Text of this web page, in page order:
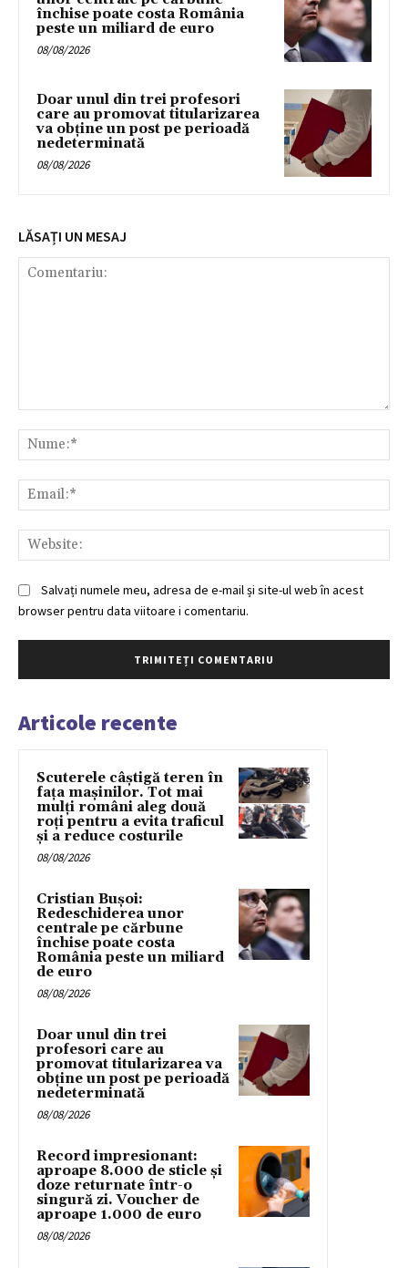
închise poate costa România
peste un miliard de euro
08/08/2026
Doar unul din trei profesori
care au promovat titularizarea
va obține un post pe perioadă
nedeterminată
08/08/2026
LĂSAȚI UN MESAJ
Salvați numele meu, adresa de e-mail și site-ul web în acest
browser pentru data viitoare i comentariu.
Articole recente
Scuterele câștigă teren în
fața mașinilor. Tot mai
mulți români aleg două
roți pentru a evita traficul
și a reduce costurile
08/08/2026
Cristian Bușoi:
Redeschiderea unor
centrale pe cărbune
închise poate costa
România peste un miliard
de euro
08/08/2026
Doar unul din trei
profesori care au
promovat titularizarea va
obține un post pe perioadă
nedeterminată
08/08/2026
Record impresionant:
aproape 8.000 de sticle și
doze returnate într-o
singură zi. Voucher de
aproape 1.000 de euro
08/08/2026